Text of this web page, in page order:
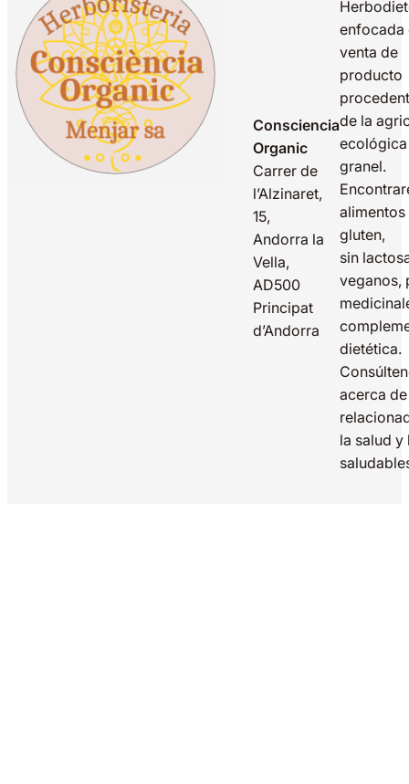
Consciencia
Organic
Carrer de
l’Alzinaret,
15,
Andorra la
Vella,
AD500
Principat
d’Andorra
enfocada
venta de
producto
de la
granel.
alimentos
gluten,
sin
veganos,
dietética.
acerca
la salud y